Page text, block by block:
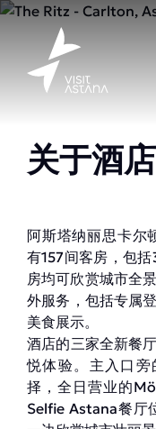
价格
关于酒店
阿斯塔纳丽思卡尔
有157间客房，包
房均可欣赏城市全
外服务，包括专属
美食展示。
酒店的三家全新餐
悦体验。主入口
择，全日营业的
Selfie Astana餐厅